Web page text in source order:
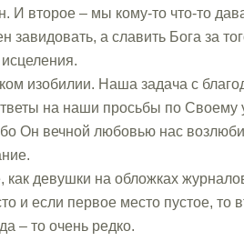
И второе – мы кому-то что-то
а славить Бога за
изобилии. Наша задача с
на наши просьбы по Своему
Он вечной любовью нас
как девушки на обложках
и если первое место пустое, то
– то очень редко.